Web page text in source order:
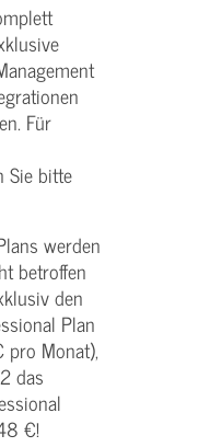
Für
Sie bitte
werden
betroffen
den
Plan
Monat),
das
€!